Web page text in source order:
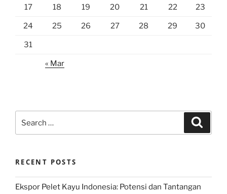
17 18 19 20 21 22 23
24 25 26 27 28 29 30
31
« Mar
for:
RECENT POSTS
Ekspor Pelet Kayu Indonesia: Potensi dan Tantangan